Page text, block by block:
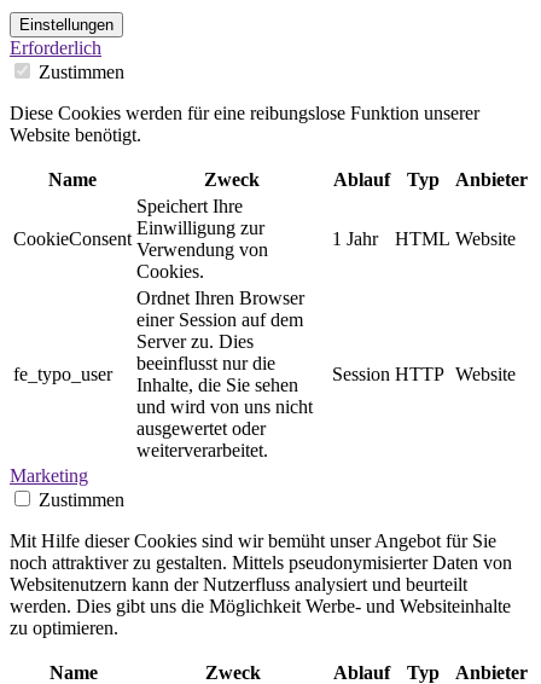
Einstellungen
Erforderlich
Zustimmen
Diese Cookies werden für eine reibungslose Funktion unserer
Website benötigt.
Name Zweck Ablauf Typ Anbieter
CookieConsent
Speichert Ihre
Einwilligung zur
Verwendung von
Cookies.
1 Jahr HTML Website
fe_typo_user
Ordnet Ihren Browser
einer Session auf dem
Server zu. Dies
beeinflusst nur die
Inhalte, die Sie sehen
und wird von uns nicht
ausgewertet oder
weiterverarbeitet.
Session HTTP Website
Marketing
Zustimmen
Mit Hilfe dieser Cookies sind wir bemüht unser Angebot für Sie
noch attraktiver zu gestalten. Mittels pseudonymisierter Daten von
Websitenutzern kann der Nutzerfluss analysiert und beurteilt
werden. Dies gibt uns die Möglichkeit Werbe- und Websiteinhalte
zu optimieren.
Name Zweck Ablauf Typ Anbieter